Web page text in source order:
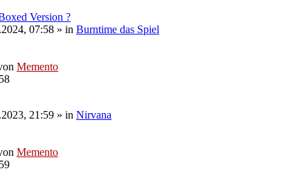
Version ?
07:58 » in Burntime das Spiel
Memento
21:59 » in Nirvana
Memento